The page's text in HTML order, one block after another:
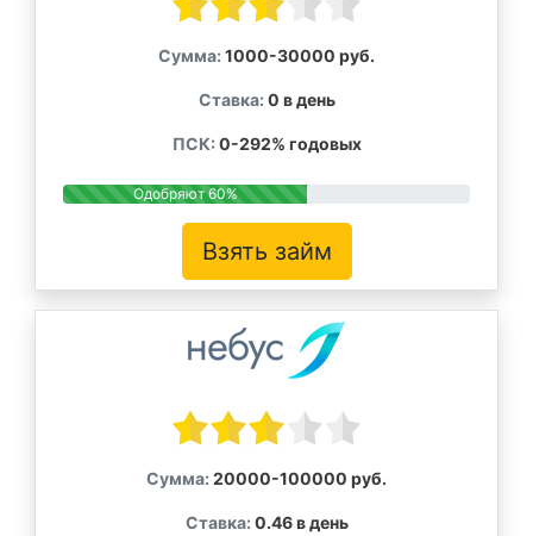
Сумма: 1000-30000 руб.
Ставка: 0 в день
ПСК: 0-292% годовых
Одобряют 60%
Взять займ
Сумма: 20000-100000 руб.
Ставка: 0.46 в день